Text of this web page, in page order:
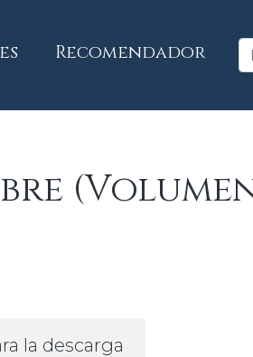
Recomendador
la descarga